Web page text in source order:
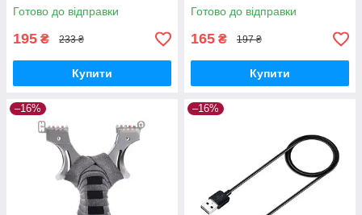
Готово до відправки
195 ₴ 233 ₴
Купити
Готово до відправки
165 ₴ 197 ₴
Купити
–16% –16%